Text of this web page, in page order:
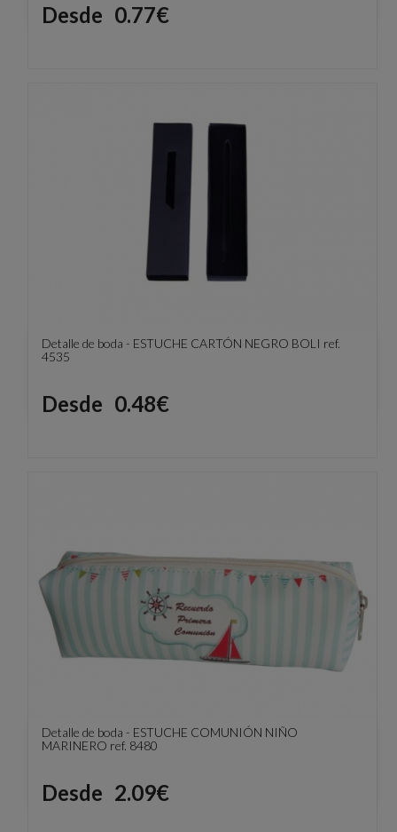
Precio
Desde 0.77€
Detalle de boda - ESTUCHE CARTÓN NEGRO BOLI ref.
4535
Precio
Desde 0.48€
Detalle de boda - ESTUCHE COMUNIÓN NIÑO
MARINERO ref. 8480
Precio
Desde 2.09€